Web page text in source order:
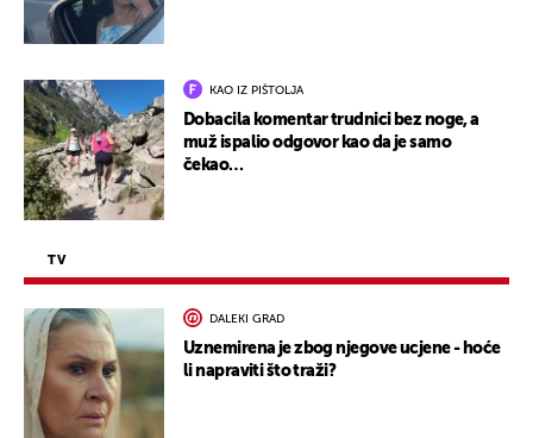
KAO IZ PIŠTOLJA
Dobacila komentar trudnici bez noge, a
muž ispalio odgovor kao da je samo
čekao…
TV
DALEKI GRAD
Uznemirena je zbog njegove ucjene - hoće
li napraviti što traži?